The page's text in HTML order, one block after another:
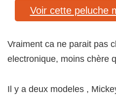
Voir cette peluche
Vraiment ca ne parait pas
electronique, moins chère
Il y a deux modeles ,